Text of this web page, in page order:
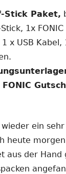
Stick Paket,
1x
x USB Kabel,
ein
heute
aus der Hand